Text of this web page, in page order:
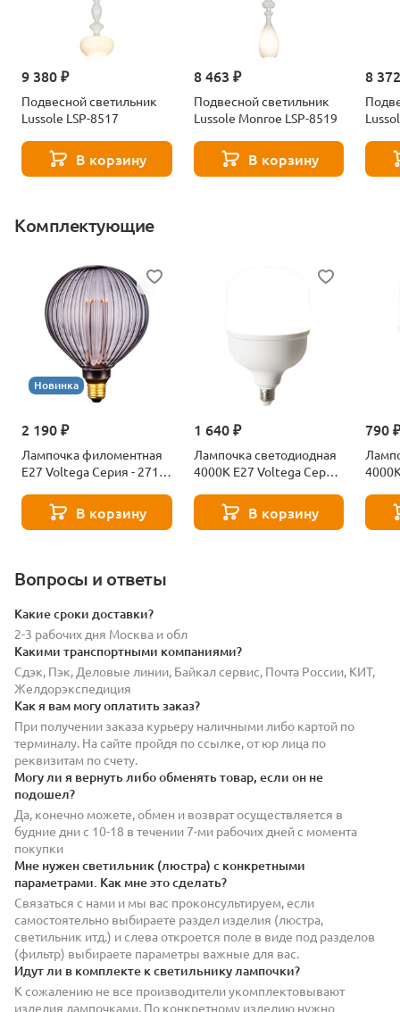
9 380 ₽
Подвесной светильник
Lussole LSP-8517
В корзину
8 463 ₽
Подвесной светильник
Lussole Monroe LSP-8519
В корзину
8
Комплектующие
Новинка
2 190 ₽
Лампочка филоментная
Е27 Voltega Серия - 271
В корзину
1 640 ₽
Лампочка светодиодная
4000К Е27 Voltega Серия
В корзину
790
Вопросы и ответы
Какие сроки доставки?
2-3 рабочих дня Москва и обл
Какими транспортными компаниями?
Сдэк, Пэк, Деловые линии, Байкал сервис, Почта России, КИТ,
Желдорэкспедиция
Как я вам могу оплатить заказ?
При получении заказа курьеру наличными либо картой по
терминалу. На сайте пройдя по ссылке, от юр лица по
реквизитам по счету.
Могу ли я вернуть либо обменять товар, если он не
подошел?
Да, конечно можете, обмен и возврат осуществляется в
будние дни с 10-18 в течении 7-ми рабочих дней с момента
покупки
Мне нужен светильник (люстра) с конкретными
параметрами. Как мне это сделать?
Связаться с нами и мы вас проконсультируем, если
самостоятельно выбираете раздел изделия (люстра,
светильник итд.) и слева откроется поле в виде под разделов
(фильтр) выбираете параметры важные для вас.
Идут ли в комплекте к светильнику лампочки?
К сожалению не все производители укомплектовывают
изделия лампочками. По конкретному изделию нужно